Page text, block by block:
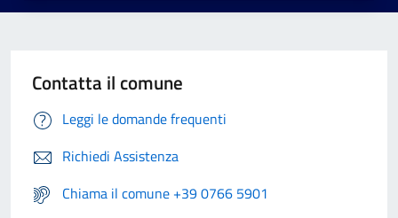
Contatta il comune
Leggi le domande frequenti
Richiedi Assistenza
Chiama il comune +39 0766 5901